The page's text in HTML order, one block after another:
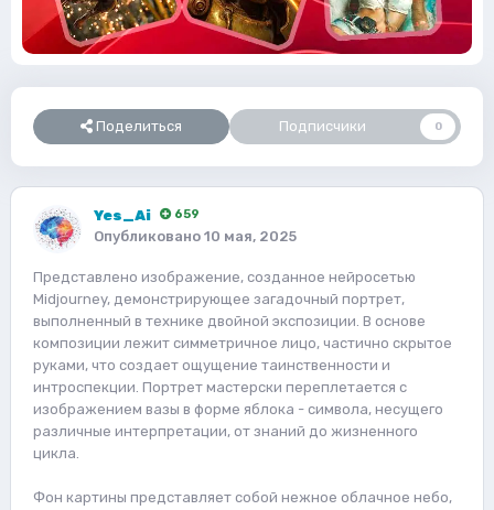
Поделиться Подписчики 0
Yes_Ai 659
Опубликовано 10 мая, 2025
Представлено изображение, созданное нейросетью
Midjourney, демонстрирующее загадочный портрет,
выполненный в технике двойной экспозиции. В основе
композиции лежит симметричное лицо, частично скрытое
руками, что создает ощущение таинственности и
интроспекции. Портрет мастерски переплетается с
изображением вазы в форме яблока - символа, несущего
различные интерпретации, от знаний до жизненного
цикла.
Фон картины представляет собой нежное облачное небо,